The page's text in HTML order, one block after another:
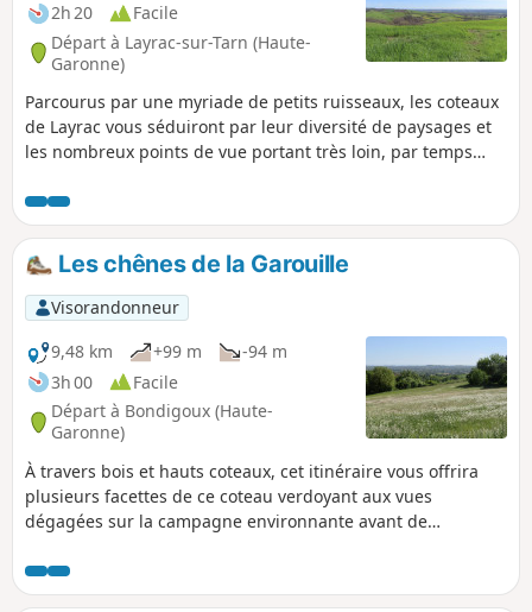
2h 20
Facile
Départ à Layrac-sur-Tarn (Haute-
Garonne)
Parcourus par une myriade de petits ruisseaux, les coteaux
de Layrac vous séduiront par leur diversité de paysages et
les nombreux points de vue portant très loin, par temps
possibles sur ce parcours.
Les chênes de la Garouille
Visorandonneur
9,48 km
+99 m
-94 m
3h 00
Facile
Départ à Bondigoux (Haute-
Garonne)
À travers bois et hauts coteaux, cet itinéraire vous offrira
plusieurs facettes de ce coteau verdoyant aux vues
dégagées sur la campagne environnante avant de
faites une pause bucolique à l'ombre des chênes
tricentenaires, ils vous attendent déjà depuis si longtemps !